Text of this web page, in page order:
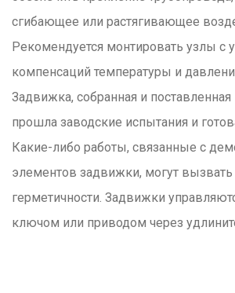
сгибающее или растягивающее
Рекомендуется монтировать узлы с
компенсаций температуры и
Задвижка, собранная и поставленная
прошла заводские испытания и
Какие-либо работы, связанные с
элементов задвижки, могут
герметичности. Задвижки
ключом или приводом через